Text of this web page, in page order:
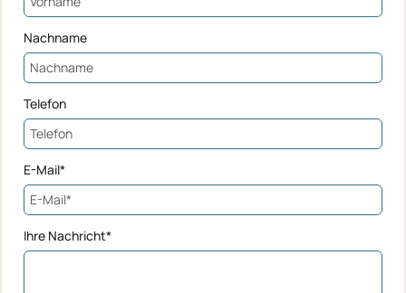
Nachname
Telefon
E-Mail*
Ihre Nachricht*